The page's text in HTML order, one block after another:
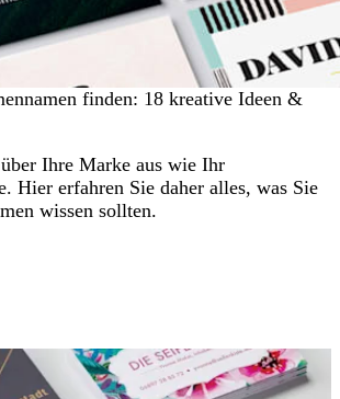
finden: 18 kreative Ideen &
Ihre Marke aus wie Ihr
Hier erfahren Sie daher alles, was Sie
wissen sollten.